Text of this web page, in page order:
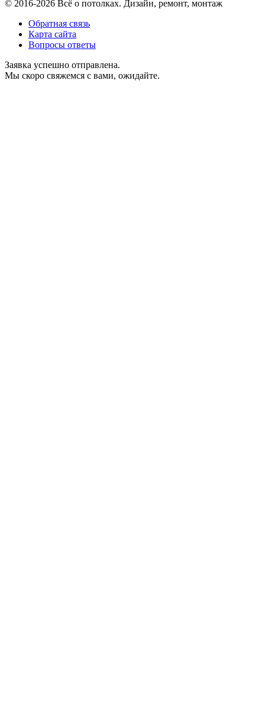
© 2016-2026 Всё о потолках. Дизайн, ремонт, монтаж
Обратная связь
Карта сайта
Вопросы ответы
Заявка успешно отправлена.
Мы скоро свяжемся с вами, ожидайте.